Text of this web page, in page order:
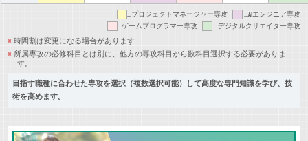
...プロジェクトマネージャー専攻
...AIエンジニア専攻
...ゲームプログラマー専攻
...デジタルクリエイター専攻
時間割は変更になる場合があります
所属専攻の必修科目とは別に、他方の専攻科目から数科目選択する必要がありま
す。
目指す職種に合わせた専攻を選択（複数選択可能）して高度な専門知識を学び、技
術を高めます。